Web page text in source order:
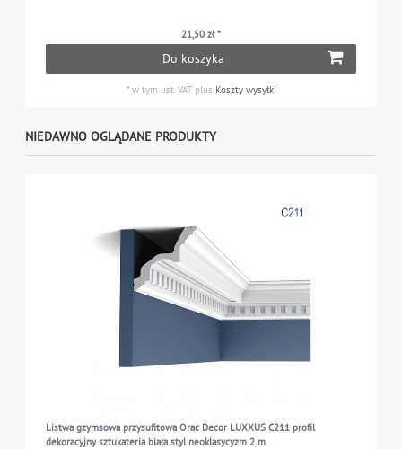
21,50 zł *
Do koszyka
*w tym ust. VATplus Koszty wysyłki
NIEDAWNO OGLĄDANE PRODUKTY
Listwa gzymsowa przysufitowa Orac Decor LUXXUS C211 profil
dekoracyjny sztukateria biała styl neoklasycyzm 2 m